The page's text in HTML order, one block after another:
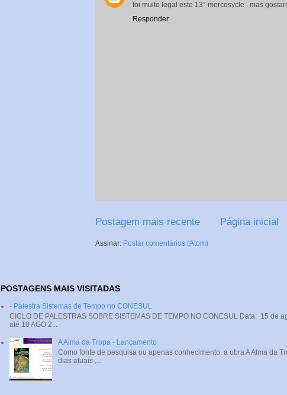
foi muito legal este 13° mercosycle . mas
Responder
Postagem mais recente Página inicial
Assinar: Postar comentários (Atom)
POSTAGENS MAIS VISITADAS
- Palestra Sistemas de Tempo no CONESUL
CICLO DE PALESTRAS SOBRE SISTEMAS DE TEMPO NO CONESUL Data: 15 de
até 10 AGO 2...
A Alma da Tropa - Lançamento
Como fonte de pesquisa ou apenas conhecimento, a obra A Alma da
dias atuais ,...